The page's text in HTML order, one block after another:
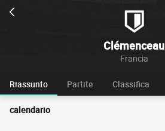
Clémenceau
Francia
Riassunto Partite Classifica
calendario